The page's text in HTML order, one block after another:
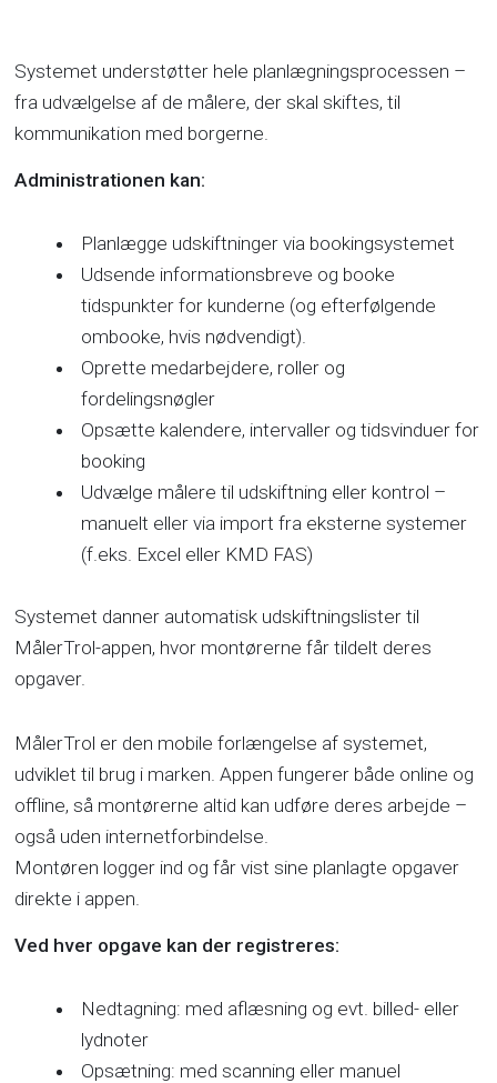
Systemet understøtter hele planlægningsprocessen –
fra udvælgelse af de målere, der skal skiftes, til
kommunikation med borgerne.
Administrationen kan:
Planlægge udskiftninger via bookingsystemet
Udsende informationsbreve og booke
tidspunkter for kunderne (og efterfølgende
ombooke, hvis nødvendigt).
Oprette medarbejdere, roller og
fordelingsnøgler
Opsætte kalendere, intervaller og tidsvinduer for
booking
Udvælge målere til udskiftning eller kontrol –
manuelt eller via import fra eksterne systemer
(f.eks. Excel eller KMD FAS)
Systemet danner automatisk udskiftningslister til
MålerTrol-appen, hvor montørerne får tildelt deres
opgaver.
MålerTrol er den mobile forlængelse af systemet,
udviklet til brug i marken. Appen fungerer både online og
offline, så montørerne altid kan udføre deres arbejde –
også uden internetforbindelse.
Montøren logger ind og får vist sine planlagte opgaver
direkte i appen.
Ved hver opgave kan der registreres:
Nedtagning: med aflæsning og evt. billed- eller
lydnoter
Opsætning: med scanning eller manuel